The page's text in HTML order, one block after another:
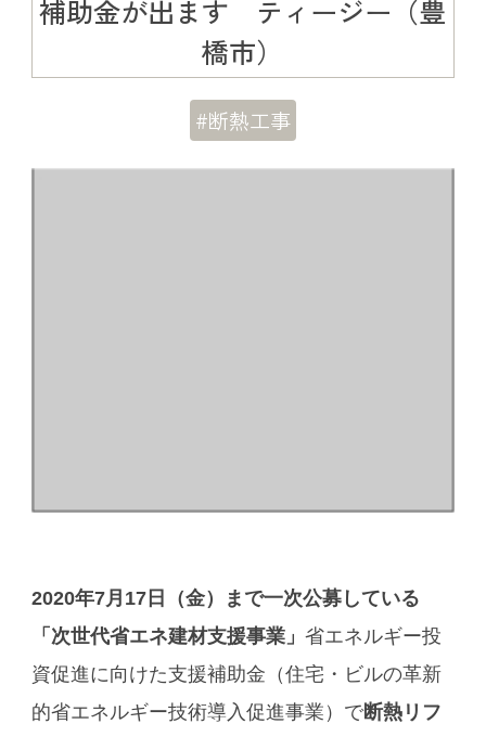
補助金が出ます ティージー（豊
橋市）
#断熱工事
2020年7月17日（金）まで一次公募している
「次世代省エネ建材支援事業」 省エネルギー投
資促進に向けた支援補助金（住宅・ビルの革新
的省エネルギー技術導入促進事業）で断熱リフ